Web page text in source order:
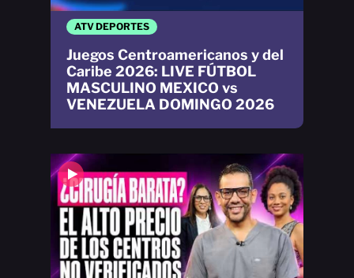
ATV DEPORTES
Juegos Centroamericanos y del
Caribe 2026: LIVE FÚTBOL
MASCULINO MEXICO vs
VENEZUELA DOMINGO 2026